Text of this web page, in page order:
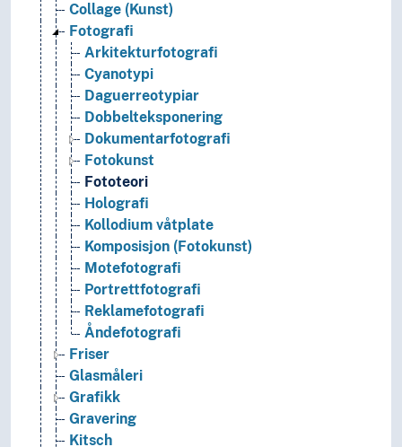
Collage (Kunst)
Fotografi
Arkitekturfotografi
Cyanotypi
Daguerreotypiar
Dobbelteksponering
Dokumentarfotografi
Fotokunst
Fototeori
Holografi
Kollodium våtplate
Komposisjon (Fotokunst)
Motefotografi
Portrettfotografi
Reklamefotografi
Åndefotografi
Friser
Glasmåleri
Grafikk
Gravering
Kitsch